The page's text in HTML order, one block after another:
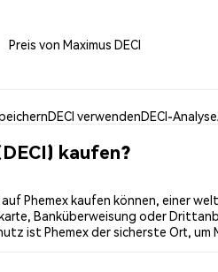
Preis von Maximus DECI
DECI verwendenDECI-Analyse
kaufen?
auf Phemex kaufen können, einer
Banküberweisung oder
ist Phemex der sicherste Ort, um